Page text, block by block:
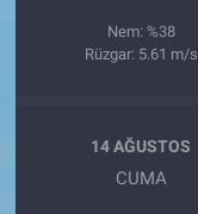
Nem: %38
Rüzgar: 5.61 m/s
14 AĞUSTOS
CUMA